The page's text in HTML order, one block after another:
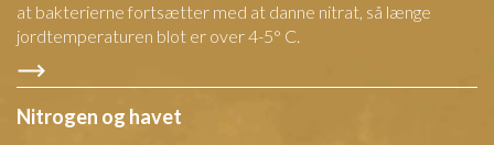
at bakterierne fortsætter med at danne nitrat, så længe
jordtemperaturen blot er over 4-5° C.
Nitrogen og havet